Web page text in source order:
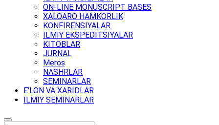
ON-LINE MONUSCRIPT BASES
XALQARO HAMKORLIK
KONFIRENSIYALAR
ILMIY EKSPEDITSIYALAR
KITOBLAR
JURNAL
Meros
NASHRLAR
SEMINARLAR
E'LON VA XARIDLAR
ILMIY SEMINARLAR